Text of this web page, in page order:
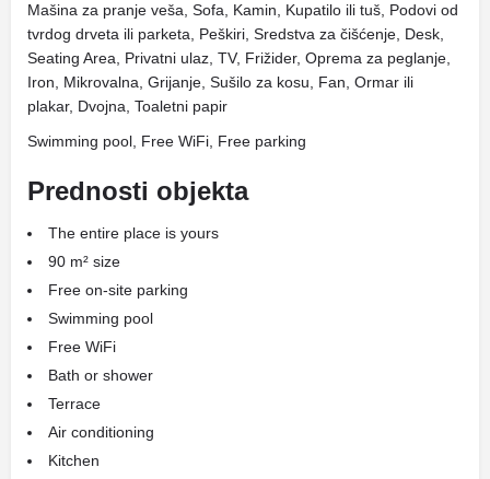
Mašina za pranje veša, Sofa, Kamin, Kupatilo ili tuš, Podovi od
tvrdog drveta ili parketa, Peškiri, Sredstva za čišćenje, Desk,
Seating Area, Privatni ulaz, TV, Frižider, Oprema za peglanje,
Iron, Mikrovalna, Grijanje, Sušilo za kosu, Fan, Ormar ili
plakar, Dvojna, Toaletni papir
Swimming pool, Free WiFi, Free parking
Prednosti objekta
The entire place is yours
90 m² size
Free on-site parking
Swimming pool
Free WiFi
Bath or shower
Terrace
Air conditioning
Kitchen